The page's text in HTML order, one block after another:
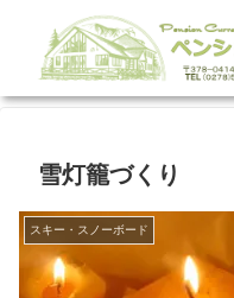
雪灯籠づくり
スキー・スノーボード